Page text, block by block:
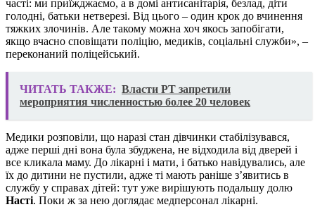
часті: ми приїжджаємо, а в домі антисанітарія, безлад, діти
голодні, батьки нетверезі. Від цього – один крок до вчинення
тяжких злочинів. Але такому можна хоч якось запобігати,
якщо вчасно сповіщати поліцію, медиків, соціальні служби», –
переконаний поліцейський.
ЧИТАТЬ ТАКЖЕ: Власти РТ запретили
мероприятия численностью более 20 человек
Медики розповіли, що наразі стан дівчинки стабілізувався,
адже перші дні вона була збуджена, не відходила від дверей і
все кликала маму. До лікарні і мати, і батько навідувались, але
їх до дитини не пустили, адже ті мають раніше з’явитись в
службу у справах дітей: тут уже вирішують подальшу долю
Насті. Поки ж за нею доглядає медперсонал лікарні.